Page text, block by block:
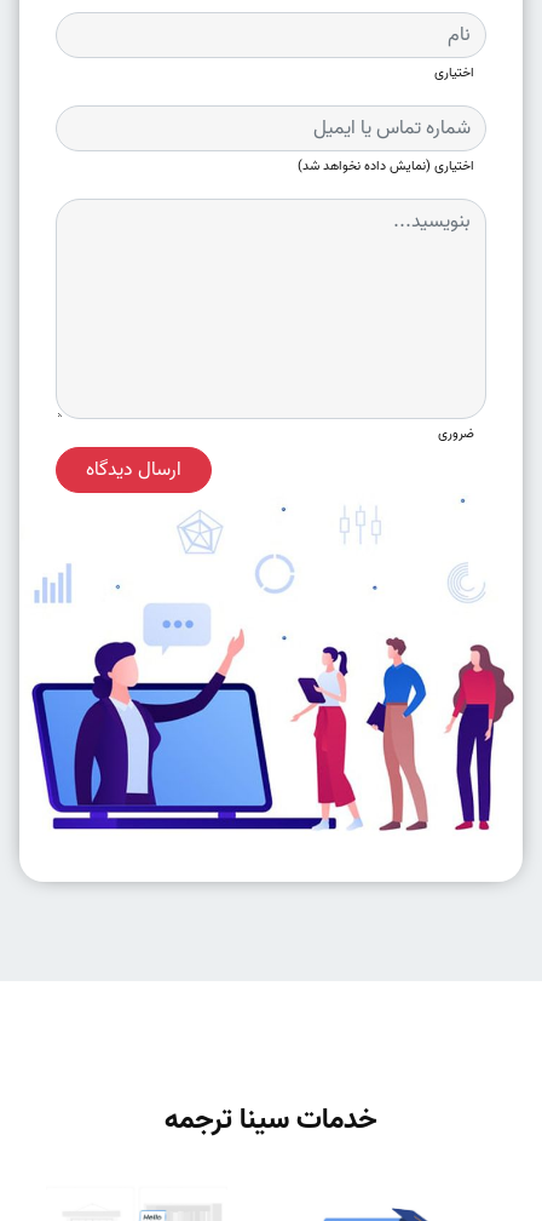
اختیاری
اختیاری (نمایش داده نخواهد شد)
ضروری
ارسال دیدگاه
خدمات سینا ترجمه